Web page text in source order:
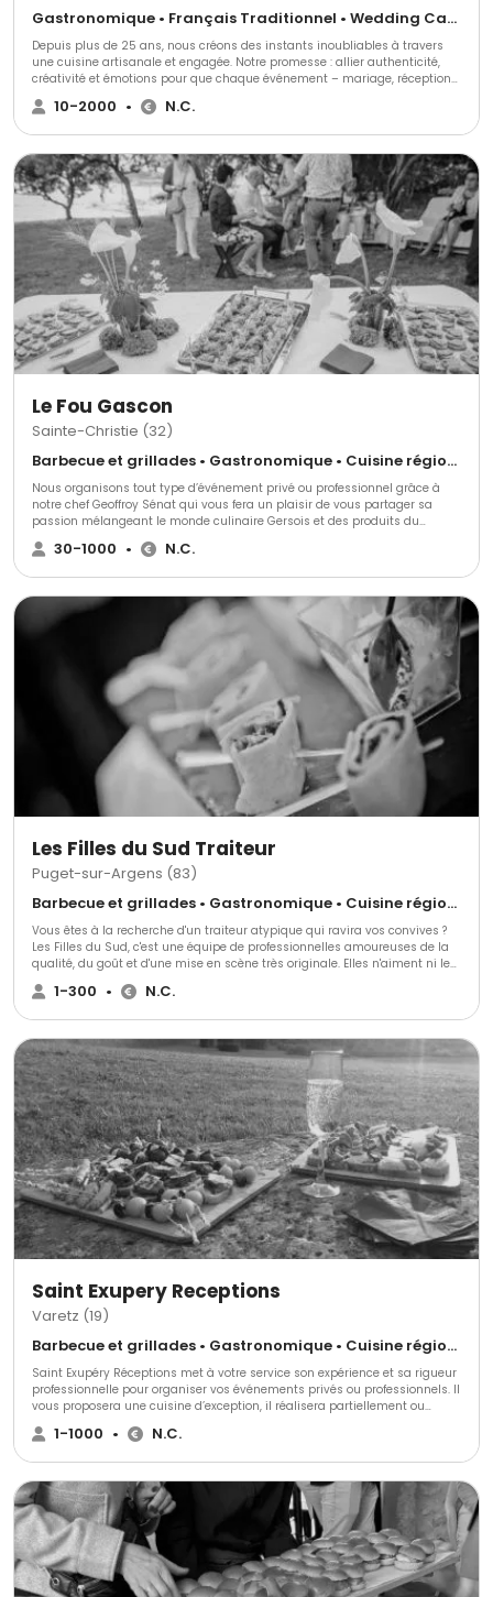
Gastronomique • Français Traditionnel • Wedding Cake
Depuis plus de 25 ans, nous créons des instants inoubliables à travers
une cuisine artisanale et engagée. Notre promesse : allier authenticité,
créativité et émotions pour que chaque événement – mariage, réception
privée ou professionnelle – soit unique et à votre image. Cheffe
passionnée et ambassadrice des filières de qualité (Bleu-Blanc-Cœur, Or
et recettes inventives, pour une expérience gustative qui raconte une
histoire : celle du terroir et des producteurs qui l’animent Mariage
intimiste ou réception grand format, notre équipe conjugue adaptabilité,
professionnalisme et sens du détail. Nous construisons avec vous une
prestation sur mesure, pensée pour vos envies et respectueuse de vos
valeurs : • Menus personnalisés, équilibrés et savoureux • Engagement
RSE : réduction du gaspillage, conditionnements durables, véhicules
électriques • Service chaleureux et attentionné, fidèle à l’esprit convivial
du Fort Parce qu’un mariage ne se vit qu’une fois, nous faisons de chaque
repas un moment de partage, de plaisir et d’émotion. OUI… METS ! le goût
fait toujours sens.
10-2000 • N.C.
Le Fou Gascon
Sainte-Christie (32)
Barbecue et grillades • Gastronomique • Cuisine régionale
Nous organisons tout type d’événement privé ou professionnel grâce à
notre chef Geoffroy Sénat qui vous fera un plaisir de vous partager sa
passion mélangeant le monde culinaire Gersois et des produits du
monde entier. Nous répondrons et nous nous adapterons à toutes vos
exigences.
30-1000 • N.C.
Les Filles du Sud Traiteur
Puget-sur-Argens (83)
Barbecue et grillades • Gastronomique • Cuisine régionale
Vous êtes à la recherche d'un traiteur atypique qui ravira vos convives ?
Les Filles du Sud, c'est une équipe de professionnelles amoureuses de la
qualité, du goût et d'une mise en scène très originale. Elles n'aiment ni les
buffets nappés en blanc, ni les pièces de cocktail alignées. Ce traiteur
privilégie l'élégance du service au plateau et des stands en bois ou en
1-300 • N.C.
Saint Exupery Receptions
Varetz (19)
Barbecue et grillades • Gastronomique • Cuisine régionale
Saint Exupéry Réceptions met à votre service son expérience et sa rigueur
professionnelle pour organiser vos événements privés ou professionnels. Il
vous proposera une cuisine d’exception, il réalisera partiellement ou
complètement votre projet dans le seul but est de trouver votre
satisfaction.
1-1000 • N.C.